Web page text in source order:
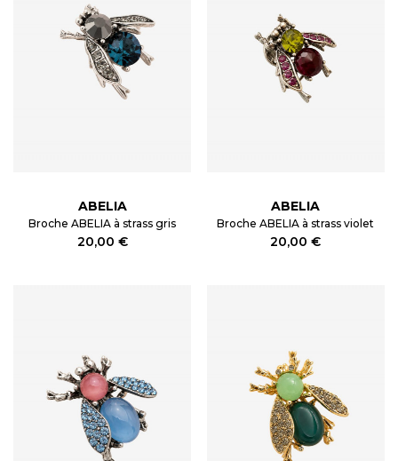
ABELIA
Broche ABELIA à strass gris
20,00 €
ABELIA
Broche ABELIA à strass violet
20,00 €